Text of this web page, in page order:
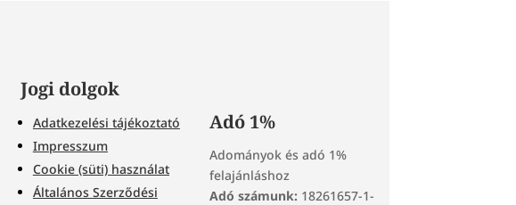
Jogi dolgok
Adatkezelési tájékoztató
Impresszum
Cookie (süti) használat
Általános Szerződési
Adó 1%
Adományok és adó 1%
felajánláshoz
Adó számunk: 18261657-1-